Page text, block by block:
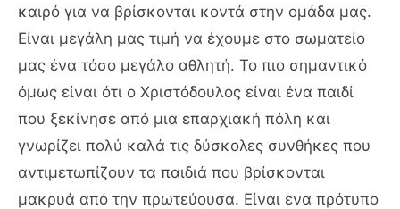
καιρό για να βρίσκονται κοντά στην ομάδα μας.
Είναι μεγάλη μας τιμή να έχουμε στο σωματείο
μας ένα τόσο μεγάλο αθλητή. Το πιο σημαντικό
όμως είναι ότι ο Χριστόδουλος είναι ένα παιδί
που ξεκίνησε από μια επαρχιακή πόλη και
γνωρίζει πολύ καλά τις δύσκολες συνθήκες που
αντιμετωπίζουν τα παιδιά που βρίσκονται
μακρυά από την πρωτεύουσα. Είναι ενα πρότυπο